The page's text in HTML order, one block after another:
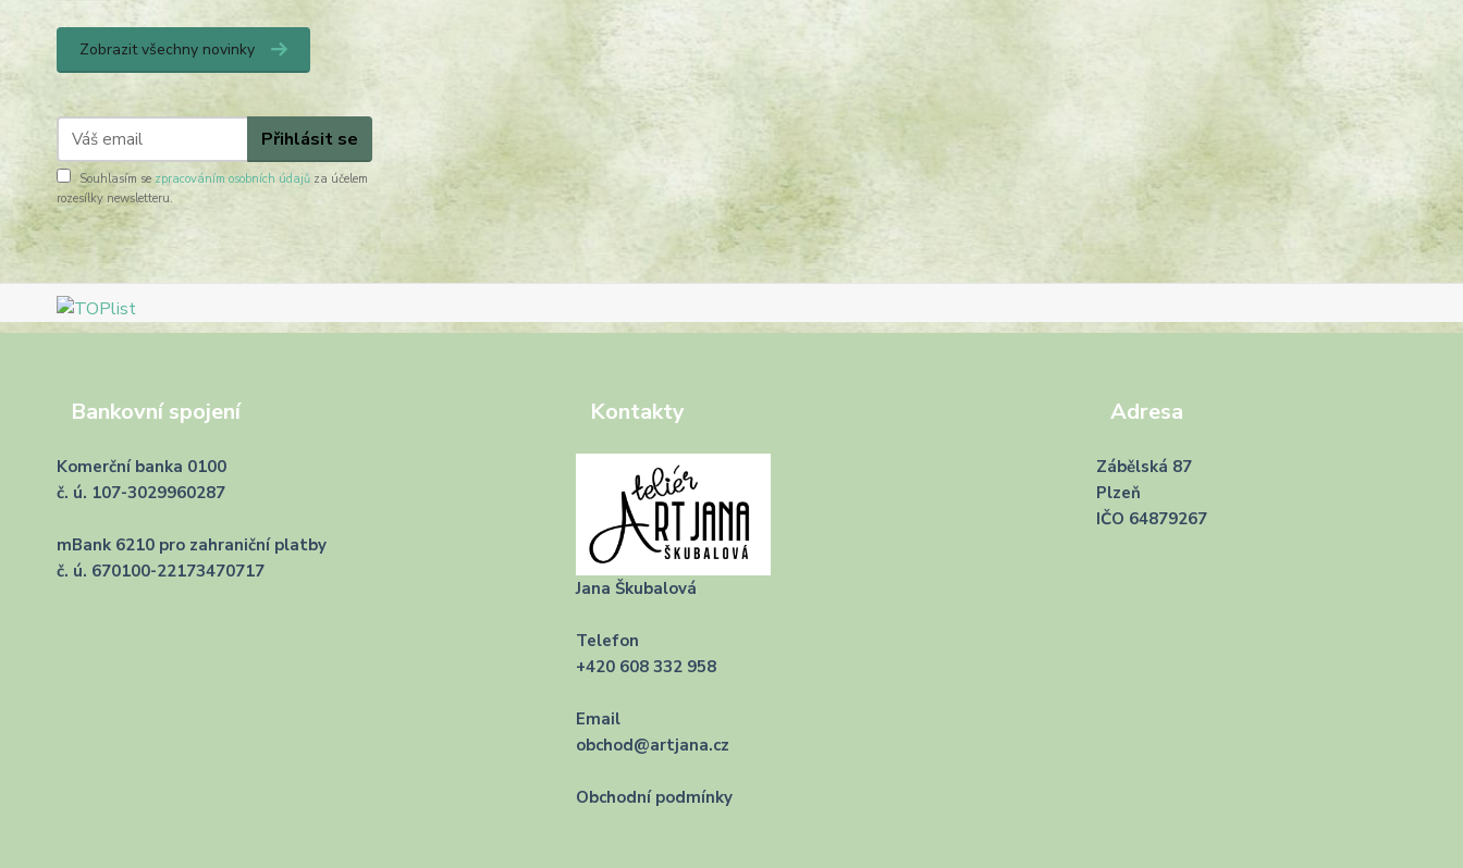
Zobrazit všechny novinky
Přihlásit se
Souhlasím se zpracováním osobních údajů za účelem
rozesílky newsletteru.
Bankovní spojení
Komerční banka 0100
č. ú. 107-3029960287
mBank 6210 pro zahraniční platby
č. ú. 670100-22173470717
Kontakty
Jana Škubalová
Telefon
+420 608 332 958
Email
obchod@artjana.cz
Obchodní podmínky
Adresa
Zábělská 87
Plzeň
IČO 64879267